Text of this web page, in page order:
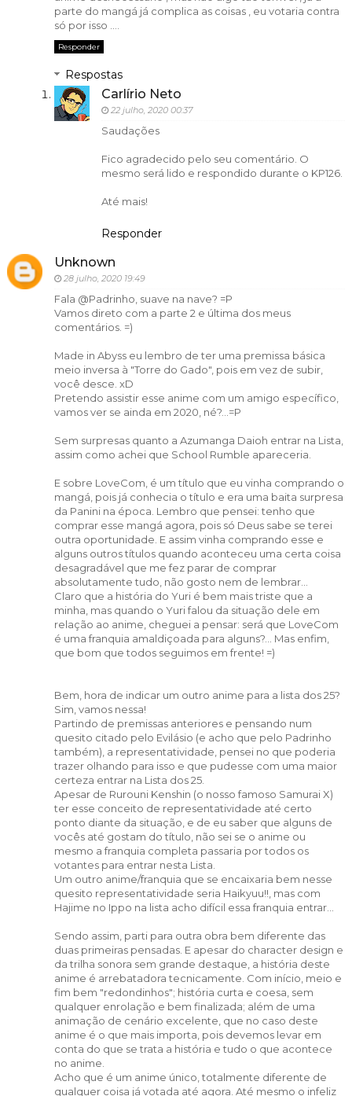
parte do mangá já complica as coisas , eu votaria contra
só por isso ....
Responder
Respostas
Carlírio Neto
22 julho, 2020 00:37
Saudações
Fico agradecido pelo seu comentário. O
mesmo será lido e respondido durante o KP126.
Até mais!
Responder
Unknown
28 julho, 2020 19:49
Fala @Padrinho, suave na nave? =P
Vamos direto com a parte 2 e última dos meus
comentários. =)
Made in Abyss eu lembro de ter uma premissa básica
meio inversa à "Torre do Gado", pois em vez de subir,
você desce. xD
Pretendo assistir esse anime com um amigo específico,
vamos ver se ainda em 2020, né?...=P
Sem surpresas quanto a Azumanga Daioh entrar na Lista,
assim como achei que School Rumble apareceria.
E sobre LoveCom, é um título que eu vinha comprando o
mangá, pois já conhecia o título e era uma baita surpresa
da Panini na época. Lembro que pensei: tenho que
comprar esse mangá agora, pois só Deus sabe se terei
outra oportunidade. E assim vinha comprando esse e
alguns outros títulos quando aconteceu uma certa coisa
desagradável que me fez parar de comprar
absolutamente tudo, não gosto nem de lembrar...
Claro que a história do Yuri é bem mais triste que a
minha, mas quando o Yuri falou da situação dele em
relação ao anime, cheguei a pensar: será que LoveCom
é uma franquia amaldiçoada para alguns?... Mas enfim,
que bom que todos seguimos em frente! =)
Bem, hora de indicar um outro anime para a lista dos 25?
Sim, vamos nessa!
Partindo de premissas anteriores e pensando num
quesito citado pelo Evilásio (e acho que pelo Padrinho
também), a representatividade, pensei no que poderia
trazer olhando para isso e que pudesse com uma maior
certeza entrar na Lista dos 25.
Apesar de Rurouni Kenshin (o nosso famoso Samurai X)
ter esse conceito de representatividade até certo
ponto diante da situação, e de eu saber que alguns de
vocês até gostam do título, não sei se o anime ou
mesmo a franquia completa passaria por todos os
votantes para entrar nesta Lista.
Um outro anime/franquia que se encaixaria bem nesse
quesito representatividade seria Haikyuu!!, mas com
Hajime no Ippo na lista acho difícil essa franquia entrar...
Sendo assim, parti para outra obra bem diferente das
duas primeiras pensadas. E apesar do character design e
da trilha sonora sem grande destaque, a história deste
anime é arrebatadora tecnicamente. Com início, meio e
fim bem "redondinhos"; história curta e coesa, sem
qualquer enrolação e bem finalizada; além de uma
animação de cenário excelente, que no caso deste
anime é o que mais importa, pois devemos levar em
conta do que se trata a história e tudo o que acontece
no anime.
Acho que é um anime único, totalmente diferente de
qualquer coisa já votada até agora. Até mesmo o infeliz